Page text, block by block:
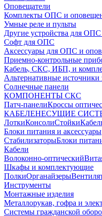
Оповещатели
Комплекты ОПС и
Умные реле и пульты
Другие устройства для
Софт для ОПС
Аксессуары для ОПС и
Приемно-контрольные
Кабель, СКС, ИБП, и
Альтернативные источники
Солнечные панели
КОМПОНЕНТЫ СКС
Патч-панелиКроссы
КАБЕЛЕНЕСУЩИЕ
ЛоткиКонсолиСтойки
Блоки питания и аксессуары
СтабилизаторыБлоки
Кабели
Волоконно-оптический
Шкафы и комплектующие
ПолкиОрганайзеры
Инструменты
Монтажные изделия
Металлорукав, гофра и
Системы гражданской